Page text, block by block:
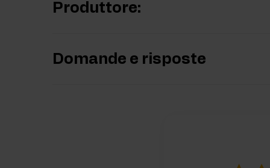
Produttore:
Domande e risposte